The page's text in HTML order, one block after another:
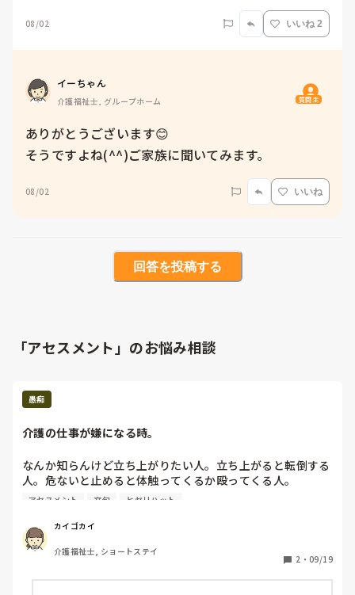
08/02 いいね 2
イーちゃん
介護福祉士, グループホーム 質問主
ありがとうございます😊
そうですよね(^^)ご家族に聞いてみます。
08/02 いいね
回答を投稿する
「アセスメント」のお悩み相談
愚痴
介護の仕事が嫌になる時。
なんか知らんけど立ち上がりたい人。立ち上がると転倒する
人。危ないと止めると体触ってくるか殴ってくる人。
アセスメントしろって言われるけど、そういう問題なんか
利用者さんが立ち上がって転倒するのは好きにしたらいいけ
ど、それによって注意を受けたり文句を言われるのは嫌だ
るのも嫌なんだが。
アセスメント 文句 ヒヤリハット
カイゴカイ
介護福祉士, ショートステイ
2 ・ 09/19